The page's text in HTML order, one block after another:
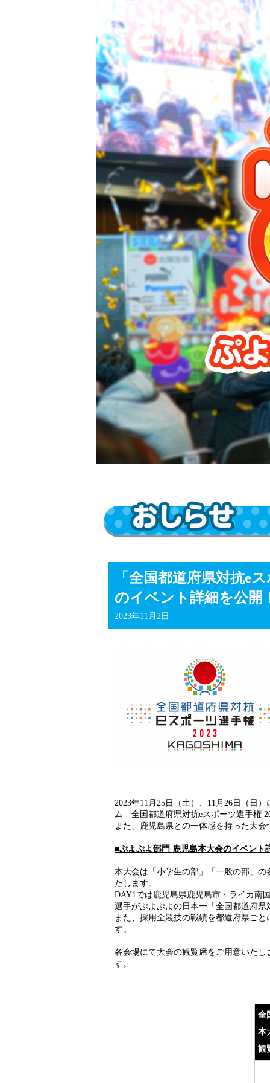
ぷよぷよeスポーツ 特設サイト
「全国都道府県対抗e
のイベント詳細を公開
2023年11月2日
2023年11月25日（土）、11月26日（日
ム「全国都道府県対抗eスポーツ選手権
また、鹿児島県との一体感を持った大
■ぷよぷよ部門 鹿児島本大会のイベント
本大会は「小学生の部」「一般の部」
たします。
DAY1では鹿児島県鹿児島市・ライカ南
選手がぷよぷよの日本一「全国都道府
また、採用全競技の戦績を都道府県ご
す。
各会場にて大会の観覧席をご用意いた
す。
全
本
観